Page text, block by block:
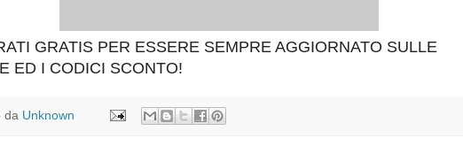
GRATIS PER ESSERE SEMPRE AGGIORNATO SULLE
ED I CODICI SCONTO!
da Unknown